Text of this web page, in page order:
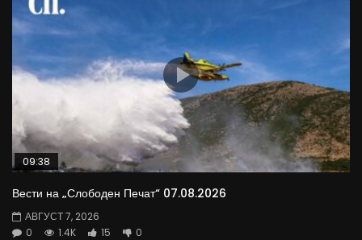
09:38
Вести на „Слободен Печат“ 07.08.2026
АВГУСТ 7, 2026
0
1.4K 15 0